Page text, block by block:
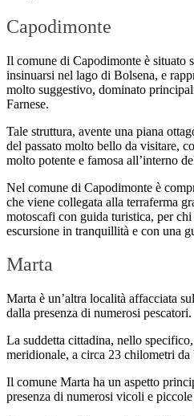
Capodimonte
Il comune di Capodimonte è situato
insinuarsi nel lago di Bolsena, e
molto suggestivo, dominato
Farnese.
Tale struttura, avente una piana
del passato molto bello da visitare,
molto potente e famosa all’interno
Nel comune di Capodimonte è
che viene collegata alla terraferma
motoscafi con guida turistica, per
escursione in tranquillità e con una
Marta
Marta è un’altra località affacciata
dalla presenza di numerosi pescatori.
La suddetta cittadina, nello
meridionale, a circa 23 chilometri da
Il comune Marta ha un aspetto
presenza di numerosi vicoli e